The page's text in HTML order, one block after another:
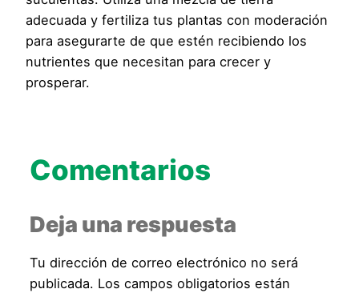
adecuada y fertiliza tus plantas con moderación
para asegurarte de que estén recibiendo los
nutrientes que necesitan para crecer y
prosperar.
Comentarios
Deja una respuesta
Tu dirección de correo electrónico no será
publicada. Los campos obligatorios están